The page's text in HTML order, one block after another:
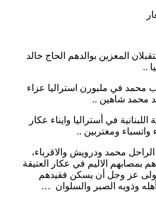
المعزين بوالدهم الحاج خالد
..
محمد في ملبورن استراليا عزاء
محمد شاهين ..
في أستراليا وايناء عكار
واتسباء ومغتربين ..
محمد ودرويش والاقرباء،
بمصابهم الاليم في عكار العتيقة
عز وجل أن يسكن فقيدهم
وذويه الصبر والسلوان …